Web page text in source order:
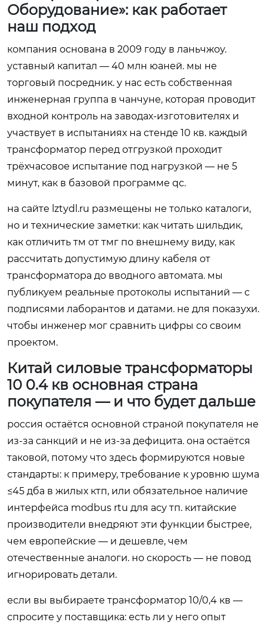
Оборудование»: как работает
наш подход
компания основана в 2009 году в ланьчжоу.
уставный капитал — 40 млн юаней. мы не
торговый посредник. у нас есть собственная
инженерная группа в чанчуне, которая проводит
входной контроль на заводах-изготовителях и
участвует в испытаниях на стенде 10 кв. каждый
трансформатор перед отгрузкой проходит
трёхчасовое испытание под нагрузкой — не 5
минут, как в базовой программе qc.
на сайте lztydl.ru размещены не только каталоги,
но и технические заметки: как читать шильдик,
как отличить тм от тмг по внешнему виду, как
рассчитать допустимую длину кабеля от
трансформатора до вводного автомата. мы
публикуем реальные протоколы испытаний — с
подписями лаборантов и датами. не для показухи.
чтобы инженер мог сравнить цифры со своим
проектом.
Китай силовые трансформаторы
10 0.4 кв основная страна
покупателя — и что будет дальше
россия остаётся основной страной покупателя не
из-за санкций и не из-за дефицита. она остаётся
таковой, потому что здесь формируются новые
стандарты: к примеру, требование к уровню шума
≤45 дба в жилых ктп, или обязательное наличие
интерфейса modbus rtu для асу тп. китайские
производители внедряют эти функции быстрее,
чем европейские — и дешевле, чем
отечественные аналоги. но скорость — не повод
игнорировать детали.
если вы выбираете трансформатор 10/0,4 кв —
спросите у поставщика: есть ли у него опыт